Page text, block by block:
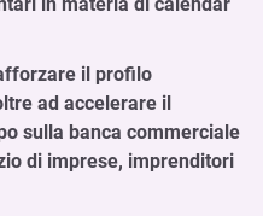
il profilo
ad accelerare il
sulla banca commerciale
di imprese, imprenditori